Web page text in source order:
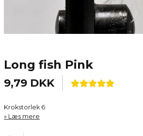
Long fish Pink
9,79 DKK
Krokstorlek 6
Læs mere